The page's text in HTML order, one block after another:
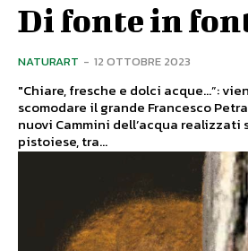
Di fonte in
NATURART - 12 OTTOBRE 2023
"Chiare, fresche e dolci acque…”:
scomodare il grande Francesco
nuovi Cammini dell’acqua realizzati
pistoiese, tra...